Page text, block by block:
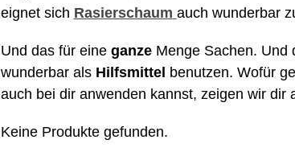
eignet sich Rasierschaum auch wunderbar
Und das für eine ganzeMenge Sachen. Und
wunderbar als Hilfsmittel benutzen. Wofür
auch bei dir anwenden kannst, zeigen wir dir
Keine Produkte gefunden.